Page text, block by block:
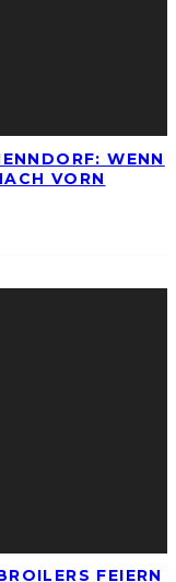
WENN
VORN
FEIERN